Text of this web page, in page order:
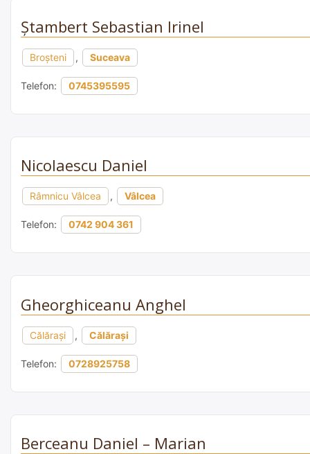
Ştambert Sebastian Irinel
Broșteni , Suceava
Telefon: 0745395595
Nicolaescu Daniel
Râmnicu Vâlcea , Vâlcea
Telefon: 0742 904 361
Gheorghiceanu Anghel
Călărași , Călărași
Telefon: 0728925758
Berceanu Daniel – Marian